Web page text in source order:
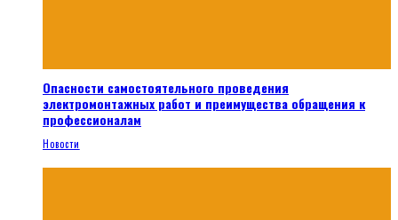
Опасности самостоятельного проведения
электромонтажных работ и преимущества обращения к
профессионалам
Новости